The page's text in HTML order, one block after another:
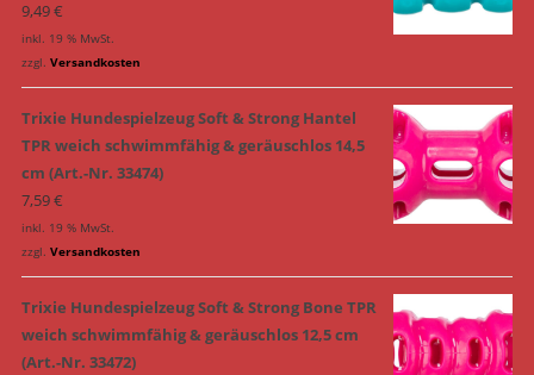
9,49€
inkl. 19 % MwSt.
zzgl. Versandkosten
Trixie Hundespielzeug Soft & Strong Hantel
TPR weich schwimmfähig & geräuschlos 14,5
cm (Art.-Nr. 33474)
7,59€
inkl. 19 % MwSt.
zzgl. Versandkosten
Trixie Hundespielzeug Soft & Strong Bone TPR
weich schwimmfähig & geräuschlos 12,5 cm
(Art.-Nr. 33472)